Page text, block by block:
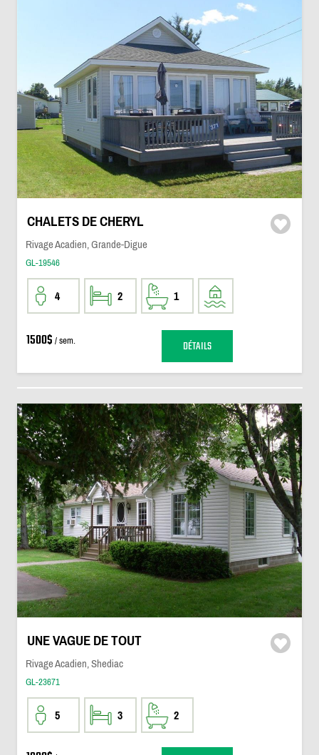
CHALETS DE CHERYL
Rivage Acadien, Grande-Digue
GL-19546
4 2 1
1500$ / sem. DÉTAILS
UNE VAGUE DE TOUT
Rivage Acadien, Shediac
GL-23671
5 3 2